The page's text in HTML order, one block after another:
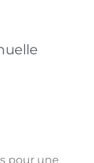
pour une